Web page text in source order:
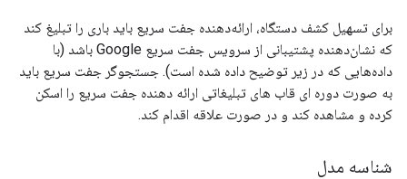
برای تسهیل کشف دستگاه، ارائه‌دهنده جفت سریع باید باری را تبلیغ کند
که نشان‌دهنده پشتیبانی از سرویس جفت سریع Google باشد (با
داده‌هایی که در زیر توضیح داده شده است). جستجوگر جفت سریع باید
به صورت دوره ای قاب های تبلیغاتی ارائه دهنده جفت سریع را اسکن
کرده و مشاهده کند و در صورت علاقه اقدام کند.
شناسه مدل